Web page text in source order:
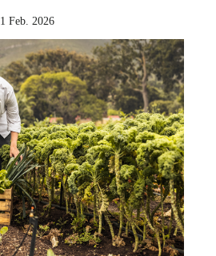
1 Feb. 2026